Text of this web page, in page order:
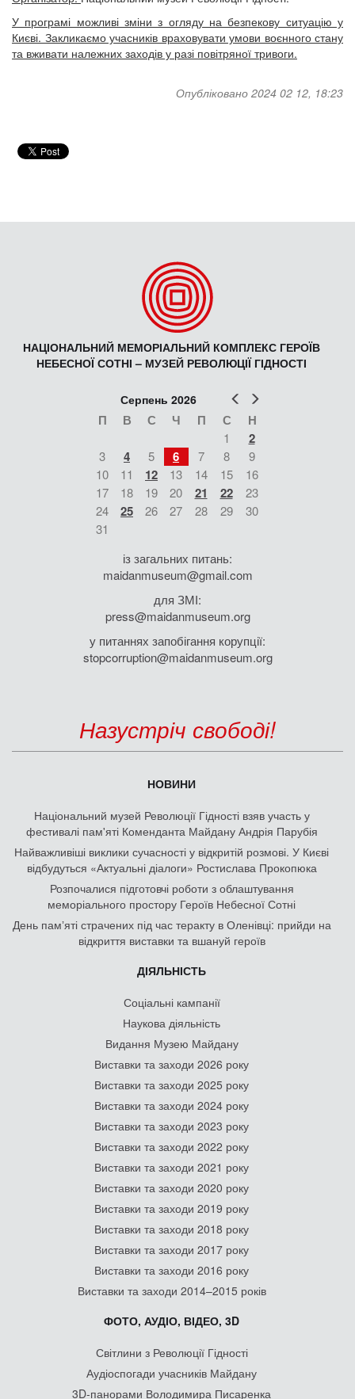
У програмі можливі зміни з огляду на безпекову ситуацію у
Києві. Закликаємо учасників враховувати умови воєнного стану
та вживати належних заходів у разі повітряної тривоги.
Опубліковано 2024 02 12, 18:23
НАЦІОНАЛЬНИЙ МЕМОРІАЛЬНИЙ КОМПЛЕКС ГЕРОЇВ
НЕБЕСНОЇ СОТНІ – МУЗЕЙ РЕВОЛЮЦІЇ ГІДНОСТІ
Попер
Серпень 2026
П В С Ч П С Н
1 2
3 4 5 6 7 8
9
10
11 12 13 14 15
16
17
18 19 20 21 22
23
24
25 26 27 28 29
30
31
із загальних питань:
maidanmuseum@gmail.com
для ЗМІ:
press@maidanmuseum.org
у питаннях запобігання корупції:
stopcorruption@maidanmuseum.org
Назустріч свободі!
НОВИНИ
Національний музей Революції Гідності взяв участь у
фестивалі пам'яті Коменданта Майдану Андрія Парубія
Найважливіші виклики сучасності у відкритій розмові. У Києві
відбудуться «Актуальні діалоги» Ростислава Прокопюка
Розпочалися підготовчі роботи з облаштування
меморіального простору Героїв Небесної Сотні
День памʼяті страчених під час теракту в Оленівці: прийди на
відкриття виставки та вшануй героїв
ДІЯЛЬНІСТЬ
Соціальні кампанії
Наукова діяльність
Видання Музею Майдану
Виставки та заходи 2026 року
Виставки та заходи 2025 року
Виставки та заходи 2024 року
Виставки та заходи 2023 року
Виставки та заходи 2022 року
Виставки та заходи 2021 року
Виставки та заходи 2020 року
Виставки та заходи 2019 року
Виставки та заходи 2018 року
Виставки та заходи 2017 року
Виставки та заходи 2016 року
Виставки та заходи 2014–2015 років
ФОТО, АУДІО, ВІДЕО, 3D
Світлини з Революції Гідності
Аудіоспогади учасників Майдану
3D-панорами Володимира Писаренка